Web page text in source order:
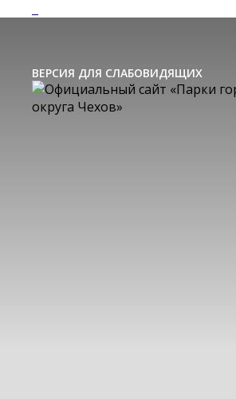
ВЕРСИЯ ДЛЯ СЛАБОВИДЯЩИХ